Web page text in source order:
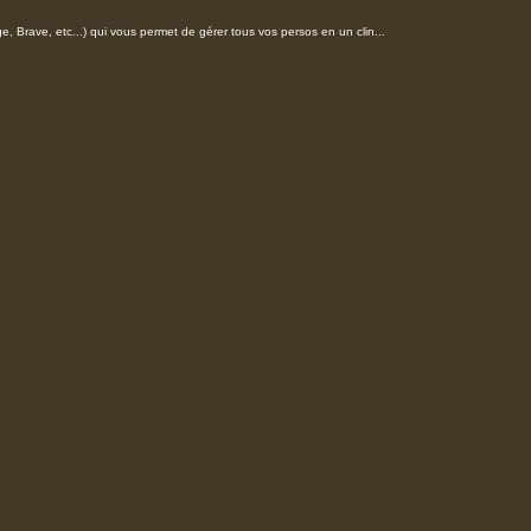
Brave, etc...) qui vous permet de gérer tous vos persos en un clin...